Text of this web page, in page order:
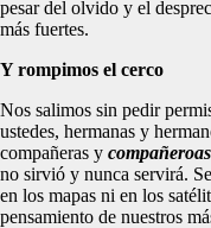
pesar del olvido y el
más fuertes.
Y rompimos el cerco
Nos salimos sin pedir
ustedes, hermanas y
compañeras y compañeroas
no sirvió y nunca servirá.
en los mapas ni en los
pensamiento de nuestros